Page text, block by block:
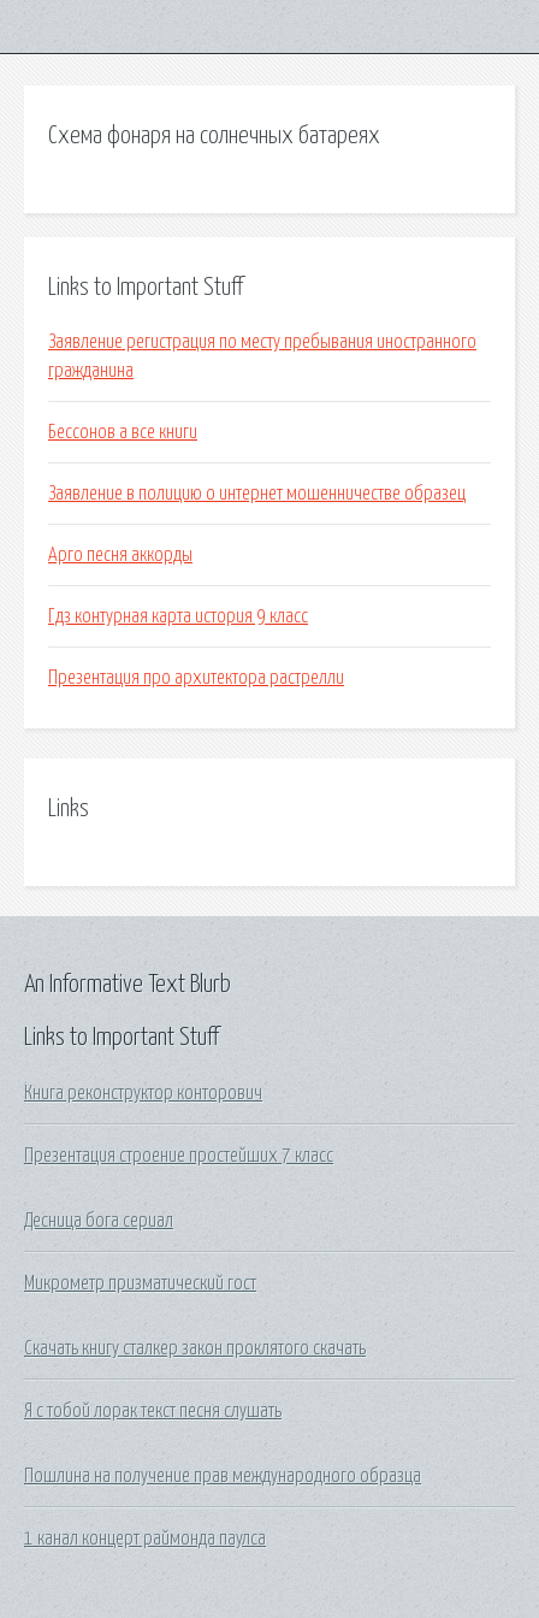
Схема фонаря на солнечных батареях
Links to Important Stuff
Заявление регистрация по месту пребывания иностранного
гражданина
Бессонов а все книги
Заявление в полицию о интернет мошенничестве образец
Арго песня аккорды
Гдз контурная карта история 9 класс
Презентация про архитектора растрелли
Links
Links to Important Stuff
Книга реконструктор конторович
Презентация строение простейших 7 класс
Десница бога сериал
Микрометр призматический гост
Скачать книгу сталкер закон проклятого скачать
Я с тобой лорак текст песня слушать
Пошлина на получение прав международного образца
1 канал концерт раймонда паулса
An Informative Text Blurb